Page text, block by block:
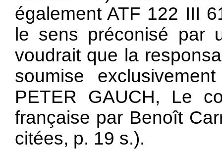
également ATF 122 III
le sens préconisé par
voudrait que la
soumise
PETER GAUCH, Le
française par Benoît
citées, p. 19 s.).